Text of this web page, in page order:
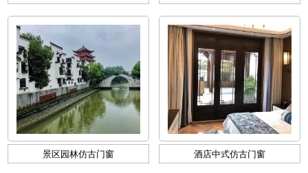
景区园林仿古门窗 酒店中式仿古门窗